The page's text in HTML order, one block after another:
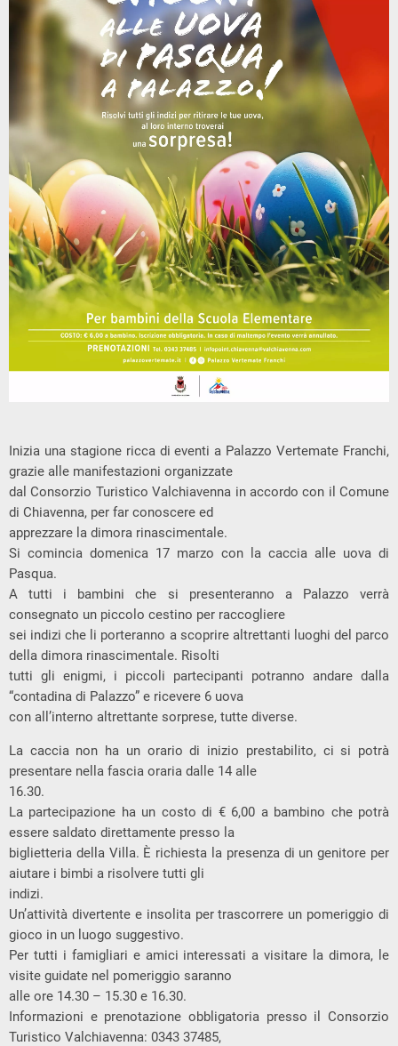
Inizia una stagione ricca di eventi a Palazzo Vertemate Franchi,
grazie alle manifestazioni organizzate
dal Consorzio Turistico Valchiavenna in accordo con il Comune
di Chiavenna, per far conoscere ed
apprezzare la dimora rinascimentale.
Si comincia domenica 17 marzo con la caccia alle uova di
Pasqua.
A tutti i bambini che si presenteranno a Palazzo verrà
consegnato un piccolo cestino per raccogliere
sei indizi che li porteranno a scoprire altrettanti luoghi del parco
della dimora rinascimentale. Risolti
tutti gli enigmi, i piccoli partecipanti potranno andare dalla
“contadina di Palazzo” e ricevere 6 uova
con all’interno altrettante sorprese, tutte diverse.
La caccia non ha un orario di inizio prestabilito, ci si potrà
presentare nella fascia oraria dalle 14 alle
16.30.
La partecipazione ha un costo di € 6,00 a bambino che potrà
essere saldato direttamente presso la
biglietteria della Villa. È richiesta la presenza di un genitore per
aiutare i bimbi a risolvere tutti gli
indizi.
Un’attività divertente e insolita per trascorrere un pomeriggio di
gioco in un luogo suggestivo.
Per tutti i famigliari e amici interessati a visitare la dimora, le
visite guidate nel pomeriggio saranno
alle ore 14.30 – 15.30 e 16.30.
Informazioni e prenotazione obbligatoria presso il Consorzio
Turistico Valchiavenna: 0343 37485,